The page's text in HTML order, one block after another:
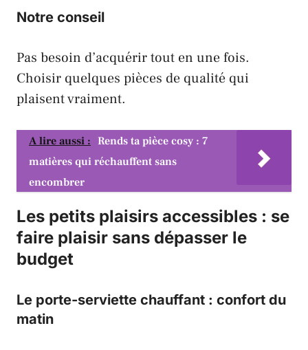
Notre conseil
Pas besoin d’acquérir tout en une fois.
Choisir quelques pièces de qualité qui
plaisent vraiment.
A lire aussi : Rends ta pièce cosy : 7
matières qui réchauffent sans
encombrer
Les petits plaisirs accessibles : se
faire plaisir sans dépasser le
budget
Le porte-serviette chauffant : confort du
matin